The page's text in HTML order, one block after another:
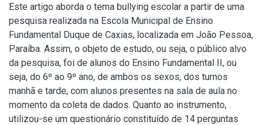
Este artigo aborda o tema bullying escolar a partir de uma
pesquisa realizada na Escola Municipal de Ensino
Fundamental Duque de Caxias, localizada em João Pessoa,
Paraíba. Assim, o objeto de estudo, ou seja, o público alvo
da pesquisa, foi de alunos do Ensino Fundamental II, ou
seja, do 6º ao 9º ano, de ambos os sexos, dos turnos
manhã e tarde, com alunos presentes na sala de aula no
momento da coleta de dados. Quanto ao instrumento,
utilizou-se um questionário constituído de 14 perguntas